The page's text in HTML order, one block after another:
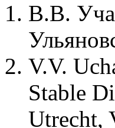
В.В.
V.V.
Stable
Utrecht,